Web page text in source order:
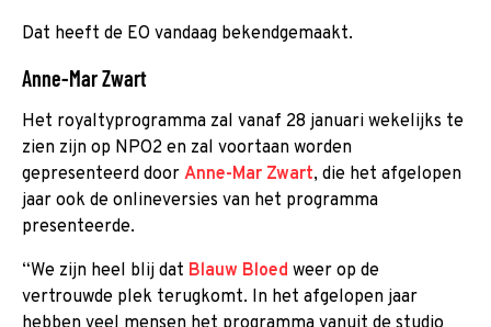
Dat heeft de EO vandaag bekendgemaakt.
Anne-Mar Zwart
Het royaltyprogramma zal vanaf 28 januari wekelijks te
zien zijn op NPO2 en zal voortaan worden
gepresenteerd door Anne-Mar Zwart, die het afgelopen
jaar ook de onlineversies van het programma
presenteerde.
“We zijn heel blij dat Blauw Bloed weer op de
vertrouwde plek terugkomt. In het afgelopen jaar